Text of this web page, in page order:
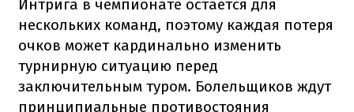
Интрига в чемпионате остается для
нескольких команд, поэтому каждая потеря
очков может кардинально изменить
турнирную ситуацию перед
заключительным туром. Болельщиков ждут
принципиальные противостояния